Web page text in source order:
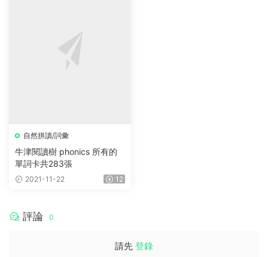
自然拼讀/詞彙
牛津閱讀樹 phonics 所有的
單詞卡共283張
2021-11-22 12
評論 0
請先 登錄